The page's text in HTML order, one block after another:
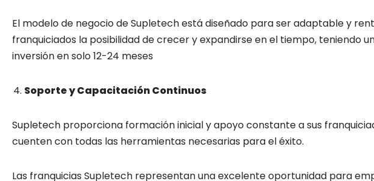
El modelo de negocio de Supletech está diseñado para ser adaptable y
franquiciados la posibilidad de crecer y expandirse en el tiempo, teniendo
inversión en solo 12-24 meses
Soporte y Capacitación Continuos
Supletech proporciona formación inicial y apoyo constante a sus
cuenten con todas las herramientas necesarias para el éxito.
Las franquicias Supletech representan una excelente oportunidad para